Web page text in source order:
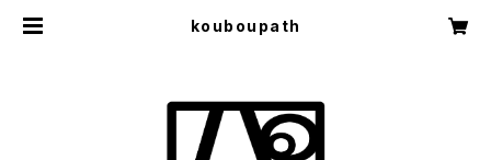
kouboupath